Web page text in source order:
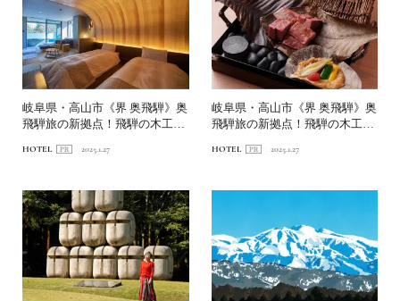
岐阜県・高山市《界 奥飛騨》奥
飛騨旅の新拠点！飛騨の木工デ
HOTEL 2025.1.27
岐阜県・高山市《界 奥飛騨》奥
飛騨旅の新拠点！飛騨の木工デ
HOTEL 2025.1.27